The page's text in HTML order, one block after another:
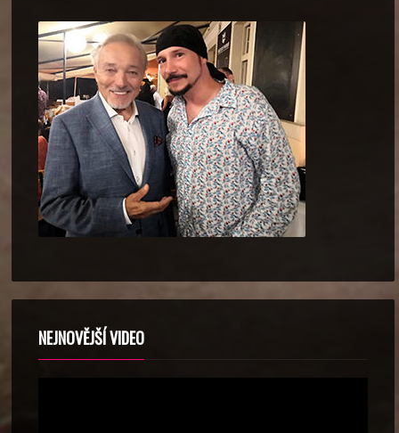
NEJNOVĚJŠÍ VIDEO